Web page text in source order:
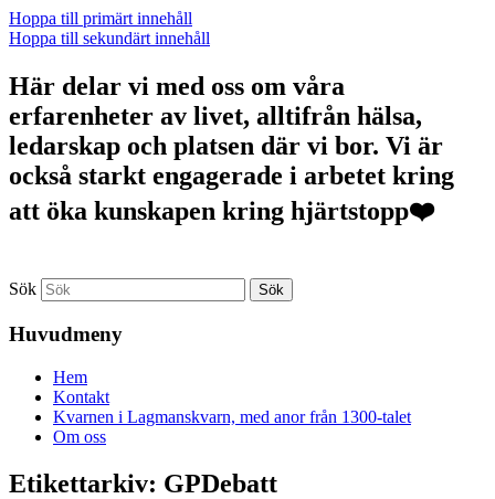
Hoppa till primärt innehåll
Hoppa till sekundärt innehåll
Här delar vi med oss om våra
erfarenheter av livet, alltifrån hälsa,
ledarskap och platsen där vi bor. Vi är
också starkt engagerade i arbetet kring
att öka kunskapen kring hjärtstopp❤️
Sök
Huvudmeny
Hem
Kontakt
Kvarnen i Lagmanskvarn, med anor från 1300-talet
Om oss
Etikettarkiv: GPDebatt